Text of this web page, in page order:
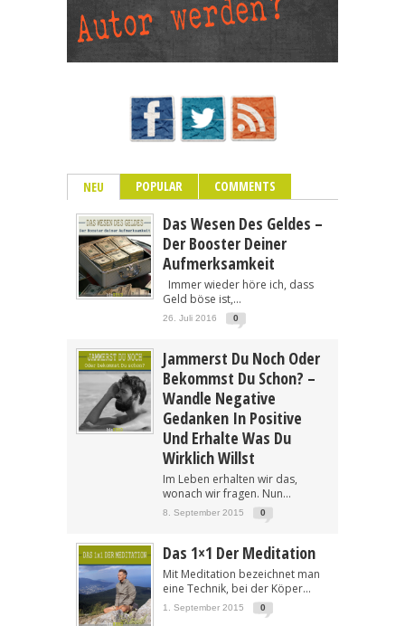
NEU POPULAR COMMENTS
Das Wesen Des Geldes –
Der Booster Deiner
Aufmerksamkeit
Immer wieder höre ich, dass
Geld böse ist,...
26. Juli 2016 0
Jammerst Du Noch Oder
Bekommst Du Schon? –
Wandle Negative
Gedanken In Positive
Und Erhalte Was Du
Wirklich Willst
Im Leben erhalten wir das,
wonach wir fragen. Nun...
8. September 2015 0
Das 1×1 Der Meditation
Mit Meditation bezeichnet man
eine Technik, bei der Köper...
1. September 2015 0